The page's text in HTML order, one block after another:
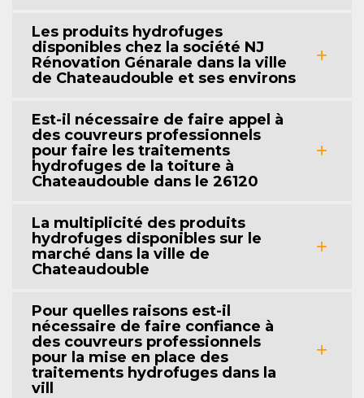
Les produits hydrofuges
disponibles chez la société NJ
Rénovation Génarale dans la ville
de Chateaudouble et ses environs
Est-il nécessaire de faire appel à
des couvreurs professionnels
pour faire les traitements
hydrofuges de la toiture à
Chateaudouble dans le 26120
La multiplicité des produits
hydrofuges disponibles sur le
marché dans la ville de
Chateaudouble
Pour quelles raisons est-il
nécessaire de faire confiance à
des couvreurs professionnels
pour la mise en place des
traitements hydrofuges dans la
vill